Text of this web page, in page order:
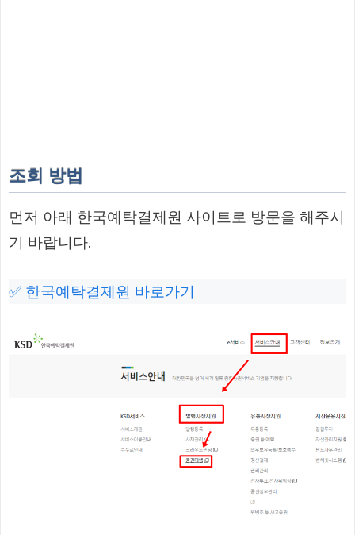
조회 방법
먼저 아래 한국예탁결제원 사이트로 방문을 해주시
기 바랍니다.
✅ 한국예탁결제원 바로가기